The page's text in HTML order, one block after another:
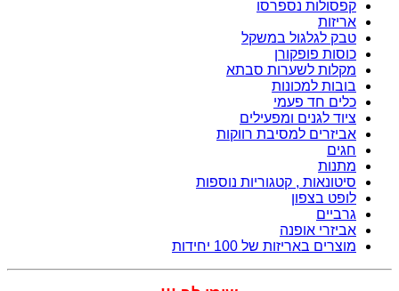
קפסולות נספרסו
אריזות
טבק לגלגול במשקל
כוסות פופקורן
מקלות לשערות סבתא
בובות למכונות
כלים חד פעמי
ציוד לגנים ומפעילים
אביזרים למסיבת רווקות
חגים
מתנות
סיטונאות , קטגוריות נוספות
לופט בצפון
גרביים
אביזרי אופנה
מוצרים באריזות של 100 יחידות